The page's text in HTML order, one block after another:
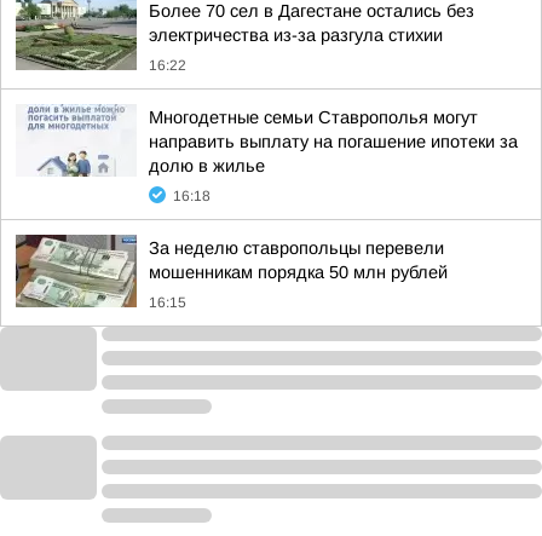
Более 70 сел в Дагестане остались без
электричества из-за разгула стихии
16:22
Многодетные семьи Ставрополья могут
направить выплату на погашение ипотеки за
долю в жилье
16:18
За неделю ставропольцы перевели
мошенникам порядка 50 млн рублей
16:15